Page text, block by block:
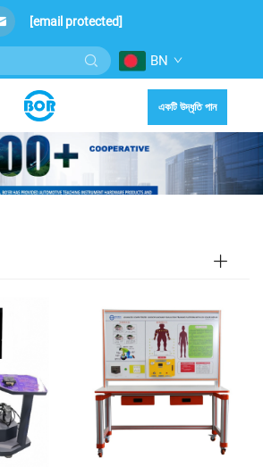
[email protected]
BN
একটি উদ্ধৃতি পান